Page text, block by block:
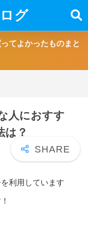
グ
てよかったものまと
人におすす
は？
利用しています